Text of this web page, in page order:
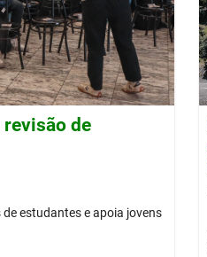
revisão de
estudantes e apoia jovens